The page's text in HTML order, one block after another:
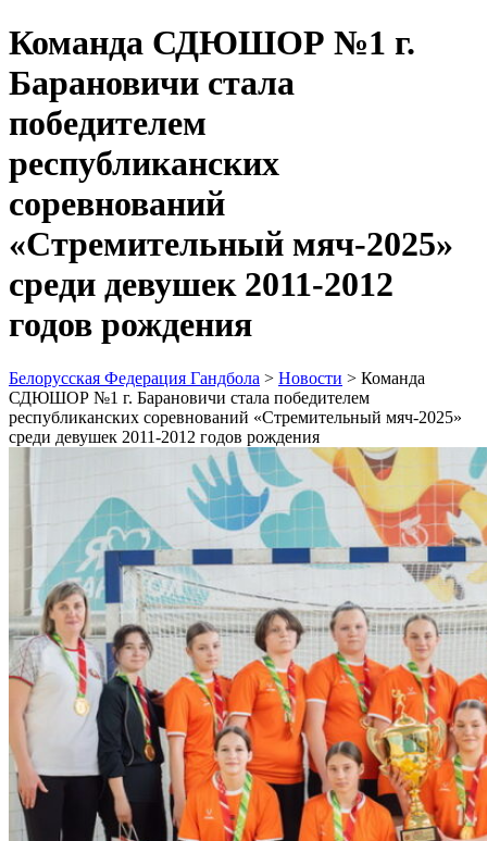
Команда СДЮШОР №1 г.
Барановичи стала
победителем
республиканских
соревнований
«Стремительный мяч-2025»
среди девушек 2011-2012
годов рождения
Белорусская Федерация Гандбола > Новости > Команда
СДЮШОР №1 г. Барановичи стала победителем
республиканских соревнований «Стремительный мяч-2025»
среди девушек 2011-2012 годов рождения